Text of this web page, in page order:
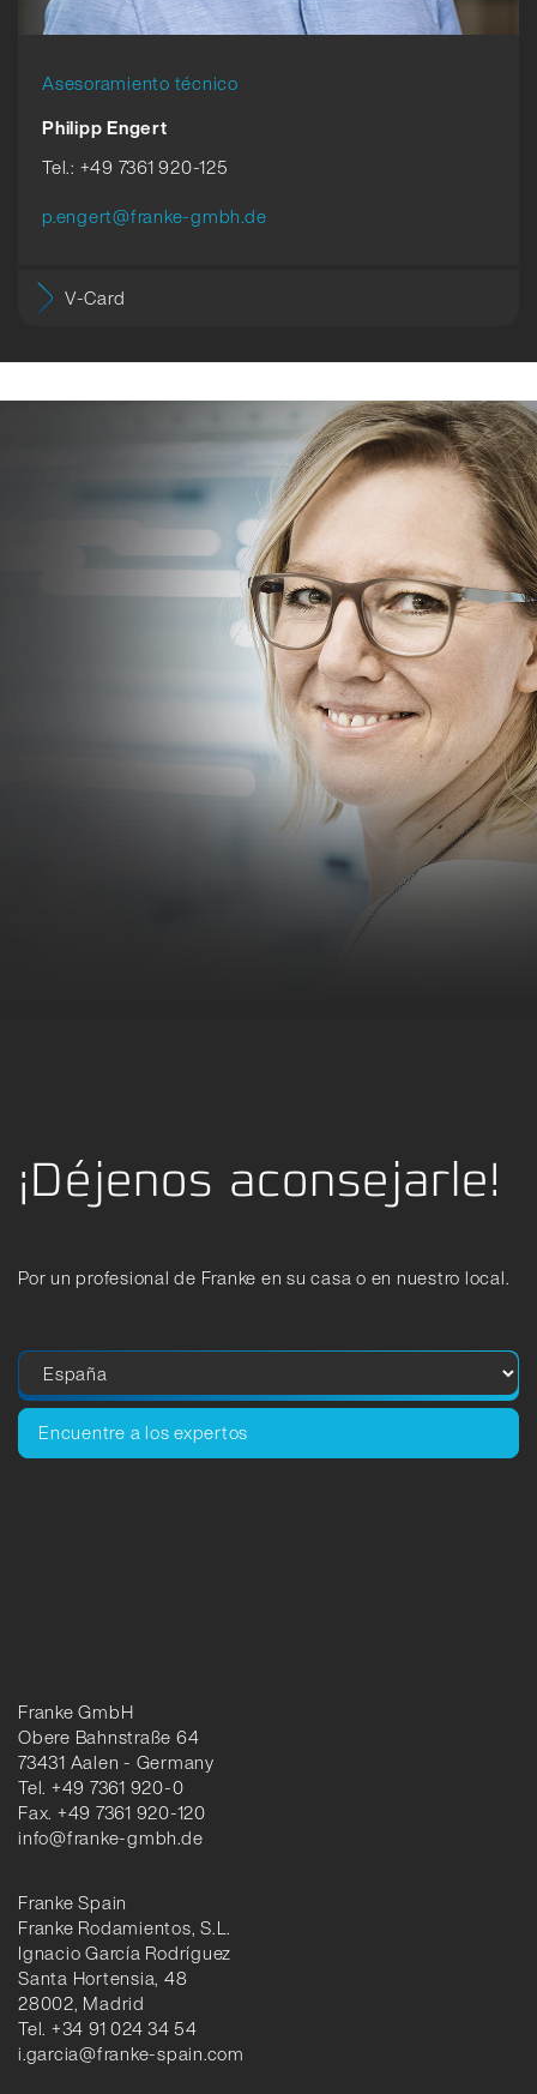
Asesoramiento técnico
Philipp Engert
Tel.: +49 7361 920-125
p.engert@franke-gmbh.de
V-Card
¡Déjenos aconsejarle!
Por un profesional de Franke en su casa o en nuestro local.
Encuentre a los expertos
Franke GmbH
Obere Bahnstraße 64
73431 Aalen - Germany
Tel. +49 7361 920-0
Fax. +49 7361 920-120
info@franke-gmbh.de
Franke Spain
Franke Rodamientos, S.L.
Ignacio García Rodríguez
Santa Hortensia, 48
28002, Madrid
Tel. +34 91 024 34 54
i.garcia@franke-spain.com